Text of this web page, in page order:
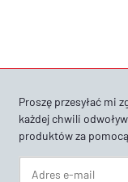
Proszę przesyłać mi
każdej chwili
produktów za